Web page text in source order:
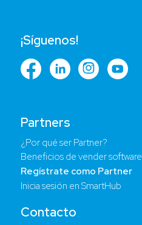
Partners
¿Por qué ser Partner?
Beneficios de vender software
Regístrate como Partner
Inicia sesión en SmartHub
Contacto
¡Síguenos!